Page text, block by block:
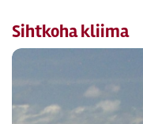
Sihtkoha kliima